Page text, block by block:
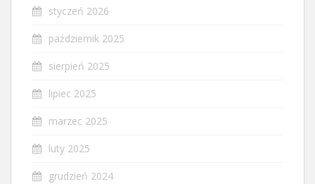
styczeń 2026
październik 2025
sierpień 2025
lipiec 2025
marzec 2025
luty 2025
grudzień 2024